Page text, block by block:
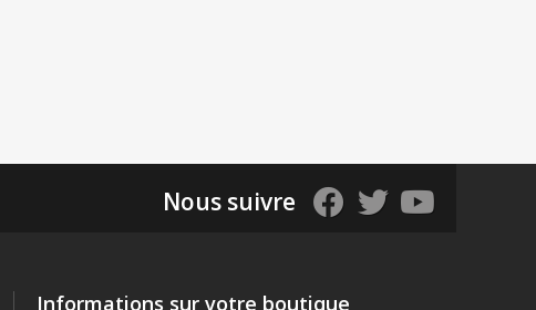
Nous suivre
Informations sur votre boutique